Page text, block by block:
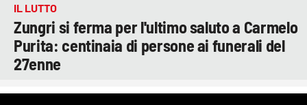
IL LUTTO
Zungri si ferma per l'ultimo saluto a Carmelo
Purita: centinaia di persone ai funerali del
27enne